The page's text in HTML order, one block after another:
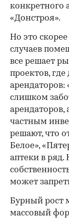
конкретного
«Донстроя».
Но это
случаев
все решает
проектов, где
слишком
частным
решают, что
Белое»,
аптеки в ряд.
может
Бурный рост
массовый